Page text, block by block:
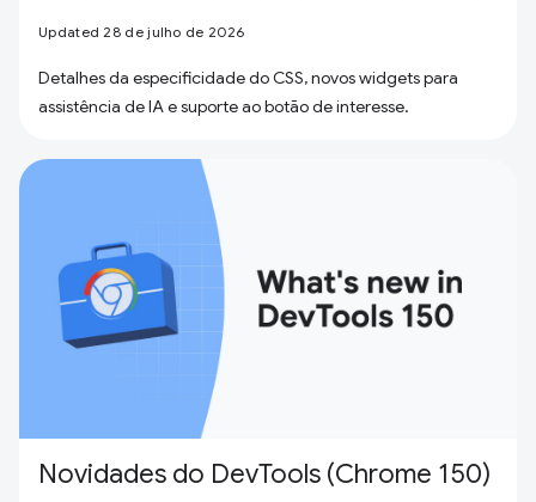
Updated 28 de julho de 2026
Detalhes da especificidade do CSS, novos widgets para
assistência de IA e suporte ao botão de interesse.
Novidades do DevTools (Chrome 150)